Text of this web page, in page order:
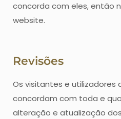
concorda com eles, então
website.
Revisões
Os visitantes e utilizadores
concordam com toda e
alteração e atualização